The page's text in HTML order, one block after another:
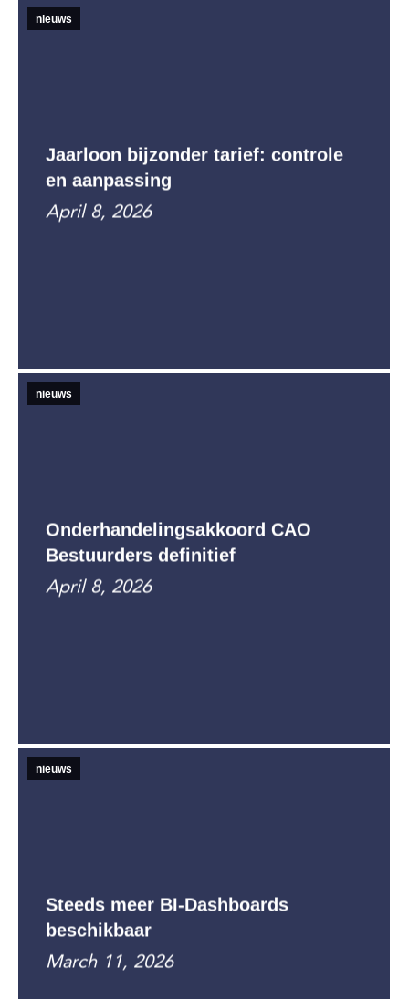
nieuws
Jaarloon bijzonder tarief: controle
en aanpassing
April 8, 2026
nieuws
Onderhandelingsakkoord CAO
Bestuurders definitief
April 8, 2026
nieuws
Steeds meer BI-Dashboards
beschikbaar
March 11, 2026